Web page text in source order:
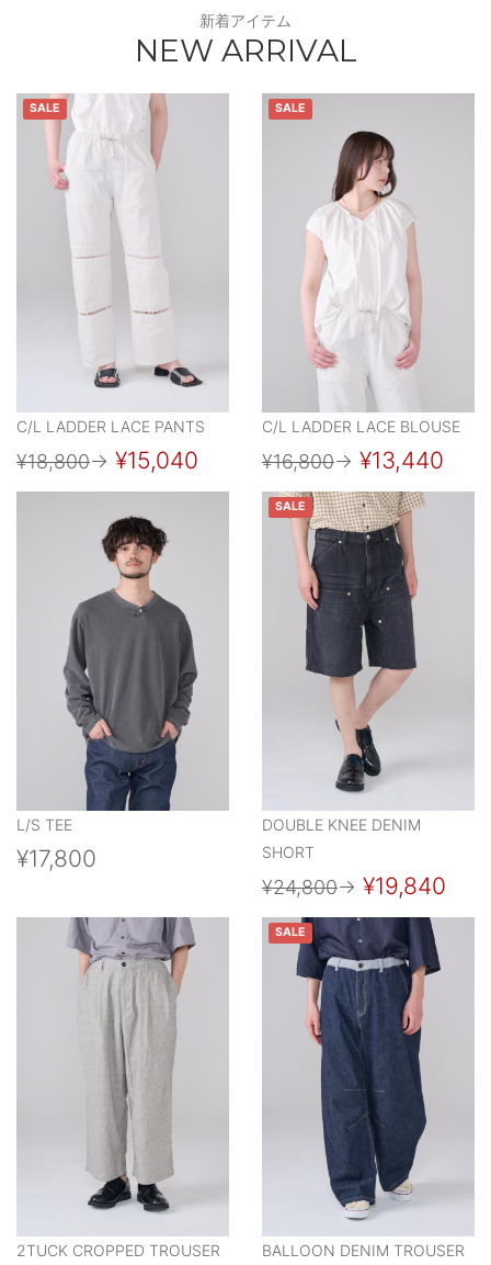
新着アイテム
NEW ARRIVAL
SALE
C/L LADDER LACE PANTS
¥18,800→ ¥15,040
SALE
C/L LADDER LACE BLOUSE
¥16,800→ ¥13,440
L/S TEE
¥17,800
SALE
DOUBLE KNEE DENIM
SHORT
¥24,800→ ¥19,840
2TUCK CROPPED TROUSER
SALE
BALLOON DENIM TROUSER